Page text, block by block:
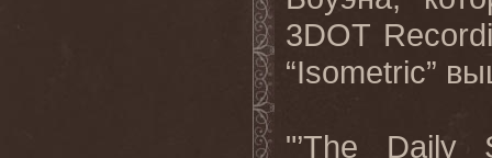
3DOT
“Isometric”
"’The Daily